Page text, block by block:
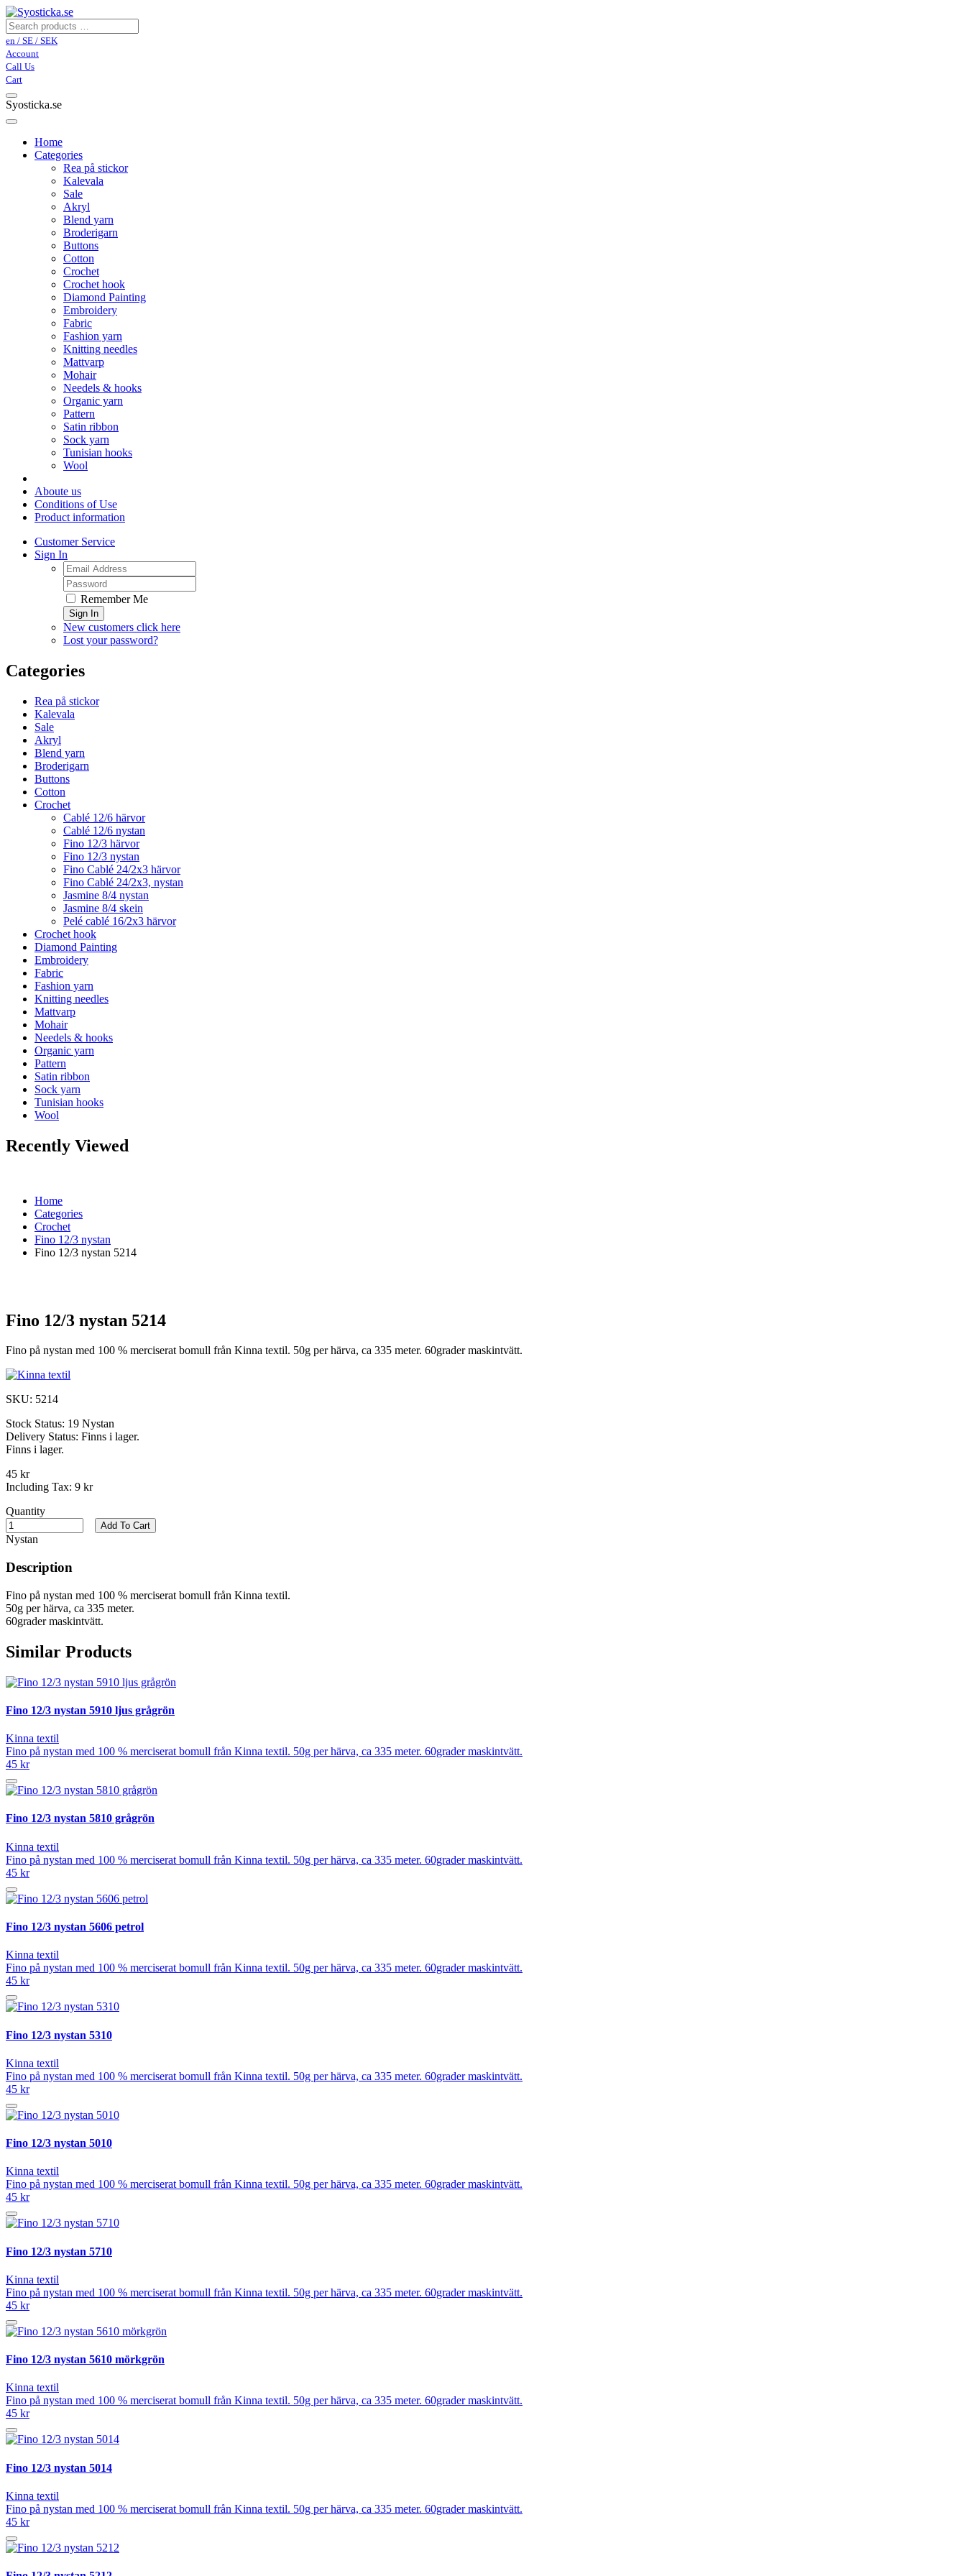
en / SE / SEK
Account
Call Us
Cart
Syosticka.se
Home
Categories
Rea på stickor
Kalevala
Sale
Akryl
Blend yarn
Broderigarn
Buttons
Cotton
Crochet
Crochet hook
Diamond Painting
Embroidery
Fabric
Fashion yarn
Knitting needles
Mattvarp
Mohair
Needels & hooks
Organic yarn
Pattern
Satin ribbon
Sock yarn
Tunisian hooks
Wool
Aboute us
Conditions of Use
Product information
Customer Service
Sign In
Remember Me
Sign In
New customers click here
Lost your password?
Categories
Rea på stickor
Kalevala
Sale
Akryl
Blend yarn
Broderigarn
Buttons
Cotton
Crochet
Cablé 12/6 härvor
Cablé 12/6 nystan
Fino 12/3 härvor
Fino 12/3 nystan
Fino Cablé 24/2x3 härvor
Fino Cablé 24/2x3, nystan
Jasmine 8/4 nystan
Jasmine 8/4 skein
Pelé cablé 16/2x3 härvor
Crochet hook
Diamond Painting
Embroidery
Fabric
Fashion yarn
Knitting needles
Mattvarp
Mohair
Needels & hooks
Organic yarn
Pattern
Satin ribbon
Sock yarn
Tunisian hooks
Wool
Recently Viewed
Home
Categories
Crochet
Fino 12/3 nystan
Fino 12/3 nystan 5214
Fino 12/3 nystan 5214
Fino på nystan med 100 % merciserat bomull från Kinna textil. 50g per härva, ca 335 meter. 60grader maskintvätt.
SKU: 5214
Stock Status: 19 Nystan
Delivery Status: Finns i lager.
Finns i lager.
45 kr
Including Tax: 9 kr
Quantity
Nystan
Add To Cart
Description
Fino på nystan med 100 % merciserat bomull från Kinna textil.
50g per härva, ca 335 meter.
60grader maskintvätt.
Similar Products
Fino 12/3 nystan 5910 ljus grågrön
Kinna textil
Fino på nystan med 100 % merciserat bomull från Kinna textil. 50g per härva, ca 335 meter. 60grader maskintvätt.
45 kr
Fino 12/3 nystan 5810 grågrön
Kinna textil
Fino på nystan med 100 % merciserat bomull från Kinna textil. 50g per härva, ca 335 meter. 60grader maskintvätt.
45 kr
Fino 12/3 nystan 5606 petrol
Kinna textil
Fino på nystan med 100 % merciserat bomull från Kinna textil. 50g per härva, ca 335 meter. 60grader maskintvätt.
45 kr
Fino 12/3 nystan 5310
Kinna textil
Fino på nystan med 100 % merciserat bomull från Kinna textil. 50g per härva, ca 335 meter. 60grader maskintvätt.
45 kr
Fino 12/3 nystan 5010
Kinna textil
Fino på nystan med 100 % merciserat bomull från Kinna textil. 50g per härva, ca 335 meter. 60grader maskintvätt.
45 kr
Fino 12/3 nystan 5710
Kinna textil
Fino på nystan med 100 % merciserat bomull från Kinna textil. 50g per härva, ca 335 meter. 60grader maskintvätt.
45 kr
Fino 12/3 nystan 5610 mörkgrön
Kinna textil
Fino på nystan med 100 % merciserat bomull från Kinna textil. 50g per härva, ca 335 meter. 60grader maskintvätt.
45 kr
Fino 12/3 nystan 5014
Kinna textil
Fino på nystan med 100 % merciserat bomull från Kinna textil. 50g per härva, ca 335 meter. 60grader maskintvätt.
45 kr